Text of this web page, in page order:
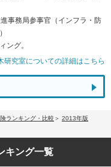
事務局参事官（インフラ・防
ング。
究室についての詳細はこちら
ランキング・比較
2013年版
キング一覧